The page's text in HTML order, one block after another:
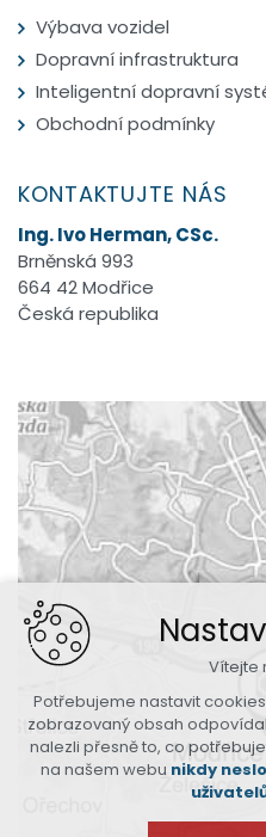
Výbava vozidel
Dopravní infrastruktura
Inteligentní dopravní
Obchodní podmínky
KONTAKTUJTE NÁS
Ing. Ivo Herman, CSc.
Brněnská 993
664 42 Modřice
Česká republika
Vítejte
Potřebujeme nastavit
zobrazovaný obsah
nalezli přesně to, co
na našem webu nikdy